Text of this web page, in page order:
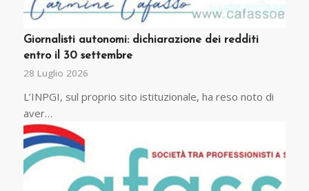
Giornalisti autonomi: dichiarazione dei redditi
entro il 30 settembre
28 Luglio 2026
L’INPGI, sul proprio sito istituzionale, ha reso noto di
aver…